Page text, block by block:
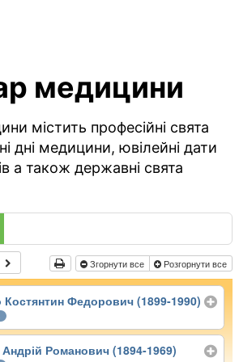
медицини
містить професійні свята
дні медицини, ювілейні дати
а також державні свята
Згорнути все Розгорнути все
Костянтин Федорович (1899-1990)
Романович (1894-1969)